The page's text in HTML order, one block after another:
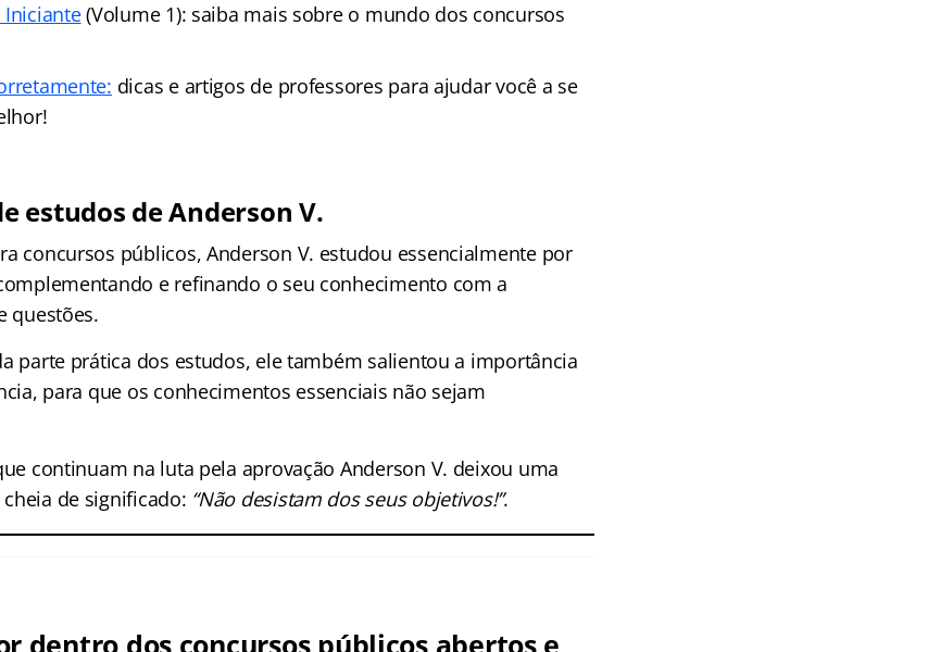
Iniciante(Volume 1): saiba mais sobre o mundo dos concursos
dicas e artigos de professores para ajudar você a se
estudos de Anderson V.
concursos públicos, Anderson V. estudou essencialmente por
e refinando o seu conhecimento com a
questões.
parte prática dos estudos, ele também salientou a importância
para que os conhecimentos essenciais não sejam
continuam na luta pela aprovação Anderson V. deixou uma
de significado: “Não desistam dos seus objetivos!”.
dentro dos concursos públicos abertos e